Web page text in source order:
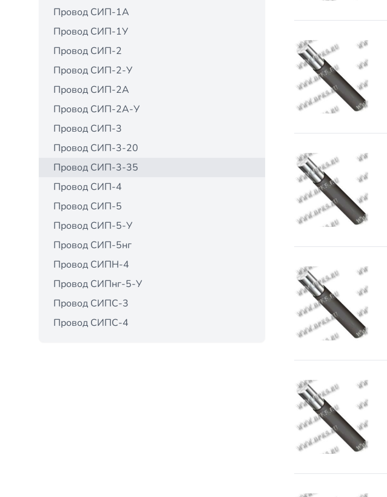
Провод СИП-1А
Провод СИП-1У
Провод СИП-2
Провод СИП-2-У
Провод СИП-2А
Провод СИП-2А-У
Провод СИП-3
Провод СИП-3-20
Провод СИП-3-35
Провод СИП-4
Провод СИП-5
Провод СИП-5-У
Провод СИП-5нг
Провод СИПН-4
Провод СИПнг-5-У
Провод СИПС-3
Провод СИПС-4